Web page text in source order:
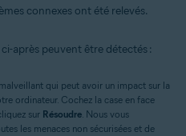
connexes ont été relevés.
après peuvent être détectés :
qui peut avoir un impact sur la
ordinateur. Cochez la case en face
sur Résoudre. Nous vous
les menaces non sécurisées et de